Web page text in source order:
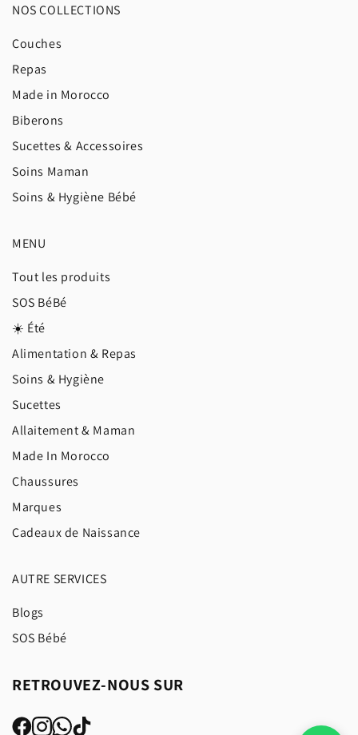
NOS COLLECTIONS
Couches
Repas
Made in Morocco
Biberons
Sucettes & Accessoires
Soins Maman
Soins & Hygiène Bébé
MENU
Tout les produits
SOS BéBé
☀️ Été
Alimentation & Repas
Soins & Hygiène
Sucettes
Allaitement & Maman
Made In Morocco
Chaussures
Marques
Cadeaux de Naissance
AUTRE SERVICES
Blogs
SOS Bébé
RETROUVEZ-NOUS SUR